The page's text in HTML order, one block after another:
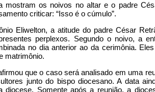
mostram os noivos no altar e o padre
criticar: “Isso é o cúmulo”.
Eliwelton, a atitude do padre César
perplexos. Segundo o noivo, a
no dia anterior ao da cerimônia.
matrimônio.
que o caso será analisado em uma
junto do bispo diocesano. A data
diocese. Somente após a reunião, a